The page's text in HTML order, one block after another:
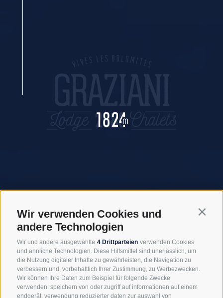
Wir verwenden Cookies und
andere Technologien
Wir und andere ausgewählte 4 Drittparteien verwenden Cookies
und ähnliche Technologien. Diese Hilfsmittel sind unerlässlich, um
die Nutzung digitaler Inhalte zu gewährleisten, die Navigation zu
verbessern und, vorbehaltlich Ihrer Zustimmung, zu Werbezwecken.
Wir können Ihre Daten zum Beispiel für folgende Zwecke
verwenden: speichern von oder zugriff auf informationen auf einem
endgerät, verwendung reduzierter daten zur auswahl von